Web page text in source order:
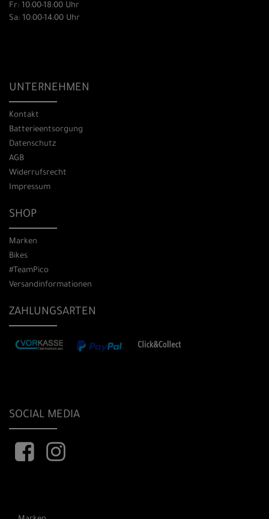
Fr: 10:00-18:00 Uhr
Sa: 10:00-14:00 Uhr
UNTERNEHMEN
Kontakt
Batterieentsorgung
Datenschutz
AGB
Widerrufsrecht
Impressum
SHOP
Marken
Bikes
#TeamPico
Versandinformationen
ZAHLUNGSARTEN
SOCIAL MEDIA